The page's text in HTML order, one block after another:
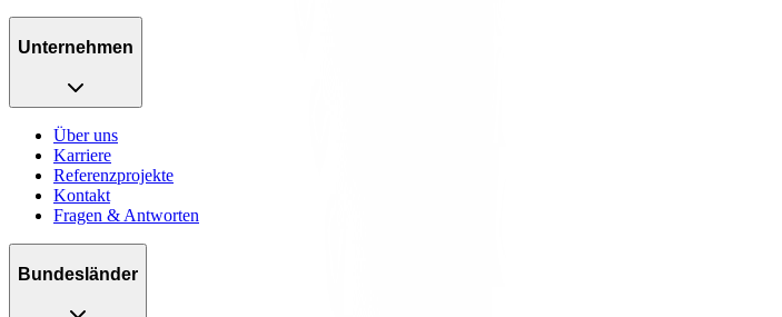
Unternehmen
Über uns
Karriere
Referenzprojekte
Kontakt
Fragen & Antworten
Bundesländer